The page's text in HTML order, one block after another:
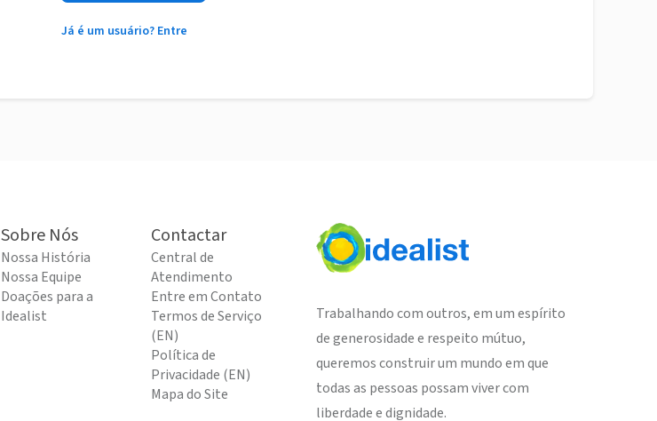
Já é um usuário? Entre
Sobre Nós
Nossa História
Nossa Equipe
Doações para a
Idealist
Contactar
Central de
Atendimento
Entre em Contato
Termos de Serviço
(EN)
Política de
Privacidade (EN)
Mapa do Site
Trabalhando com outros, em um espírito
de generosidade e respeito mútuo,
queremos construir um mundo em que
todas as pessoas possam viver com
liberdade e dignidade.